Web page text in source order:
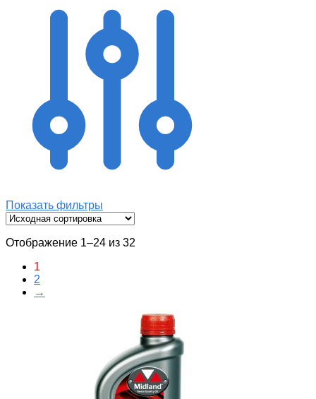
Показать фильтры
Отображение 1–24 из 32
1
2
→